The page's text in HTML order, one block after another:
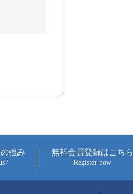
強み 無料会員登録はこちら
Register now